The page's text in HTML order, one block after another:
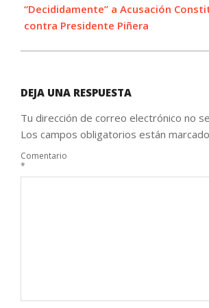
“Decididamente” a Acusación
contra Presidente Piñera
DEJA UNA RESPUESTA
Tu dirección de correo electrónico no
Los campos obligatorios están
Comentario
*